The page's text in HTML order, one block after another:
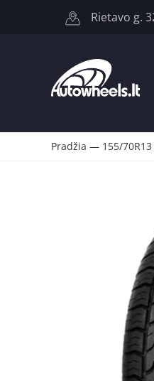
Rietavo g.
Pradžia — 155/70R13